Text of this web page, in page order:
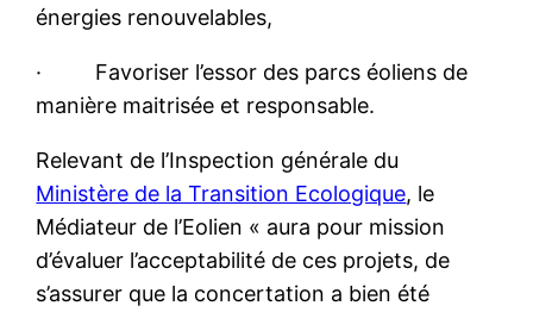
énergies renouvelables,
· Favoriser l’essor des parcs éoliens de
manière maitrisée et responsable.
Relevant de l’Inspection générale du
Ministère de la Transition Ecologique, le
Médiateur de l’Eolien « aura pour mission
d’évaluer l’acceptabilité de ces projets, de
s’assurer que la concertation a bien été